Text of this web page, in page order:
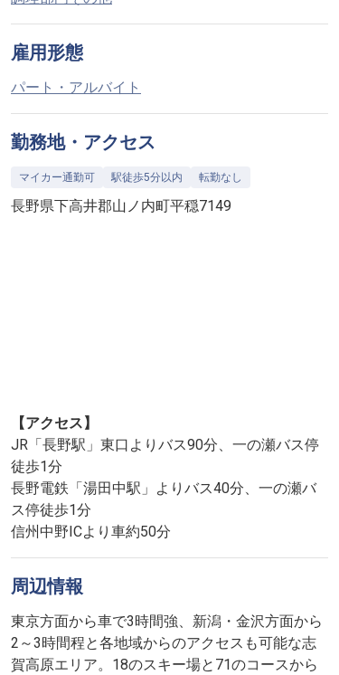
雇用形態
パート・アルバイト
勤務地・アクセス
マイカー通勤可 駅徒歩5分以内 転勤なし
長野県下高井郡山ノ内町平穏7149
【アクセス】
JR「長野駅」東口よりバス90分、一の瀬バス停
徒歩1分
長野電鉄「湯田中駅」よりバス40分、一の瀬バ
ス停徒歩1分
信州中野ICより車約50分
周辺情報
東京方面から車で3時間強、新潟・金沢方面から
2～3時間程と各地域からのアクセスも可能な志
賀高原エリア。18のスキー場と71のコースから